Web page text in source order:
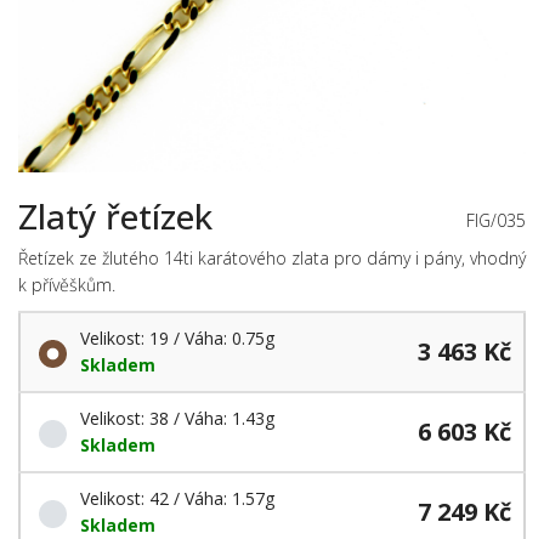
Zlatý řetízek
FIG/035
Řetízek ze žlutého 14ti karátového zlata pro dámy i pány, vhodný
k přívěškům.
Velikost: 19 / Váha: 0.75g
Skladem
3 463 Kč
Velikost: 38 / Váha: 1.43g
Skladem
6 603 Kč
Velikost: 42 / Váha: 1.57g
Skladem
7 249 Kč